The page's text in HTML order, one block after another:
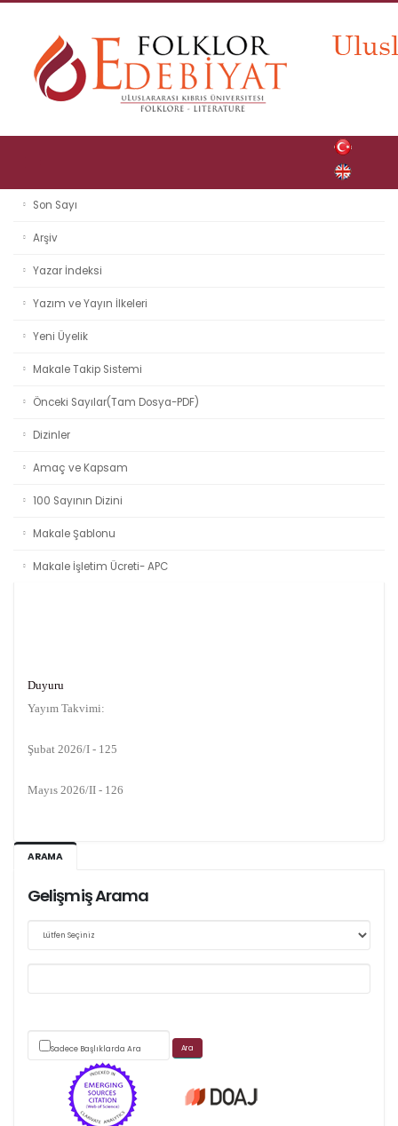
Son Sayı
Arşiv
Yazar İndeksi
Yazım ve Yayın İlkeleri
Yeni Üyelik
Makale Takip Sistemi
Önceki Sayılar(Tam Dosya-PDF)
Dizinler
Amaç ve Kapsam
100 Sayının Dizini
Makale Şablonu
Makale İşletim Ücreti- APC
Duyuru
Yayım Takvimi:
Şubat 2026/I - 125
Mayıs 2026/II - 126
üzerinden yürütülmektedir.
ARAMA
Gelişmiş Arama
Sadece Başlıklarda Ara